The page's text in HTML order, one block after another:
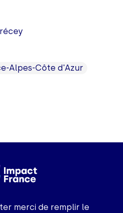
Alpes-Côte d'Azur
merci de remplir le